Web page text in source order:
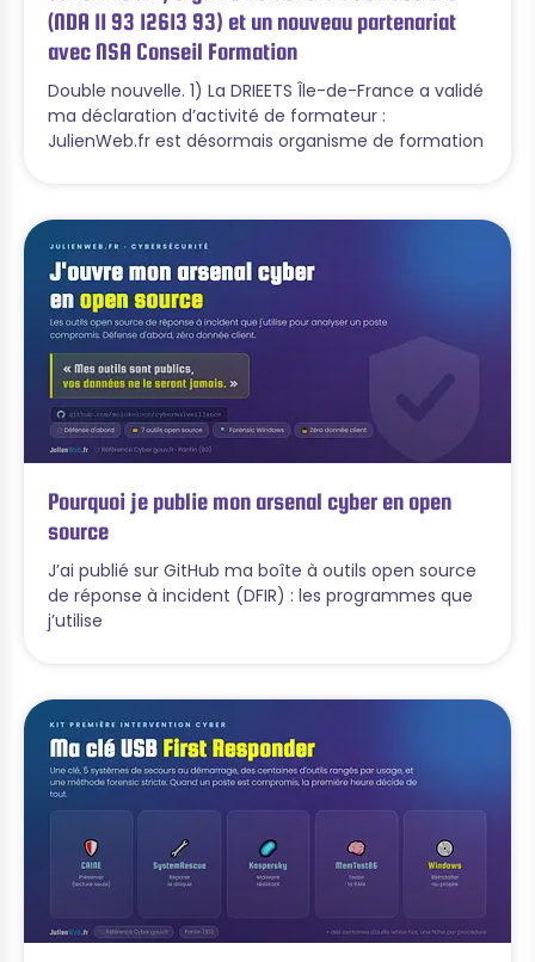
(NDA 11 93 12613 93) et un nouveau partenariat
avec NSA Conseil Formation
Double nouvelle. 1) La DRIEETS Île-de-France a validé
ma déclaration d’activité de formateur :
JulienWeb.fr est désormais organisme de formation
Pourquoi je publie mon arsenal cyber en open
source
J’ai publié sur GitHub ma boîte à outils open source
de réponse à incident (DFIR) : les programmes que
j’utilise